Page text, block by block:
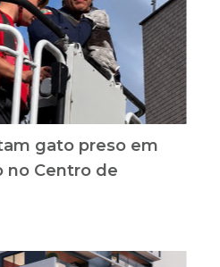
gato preso em
no Centro de